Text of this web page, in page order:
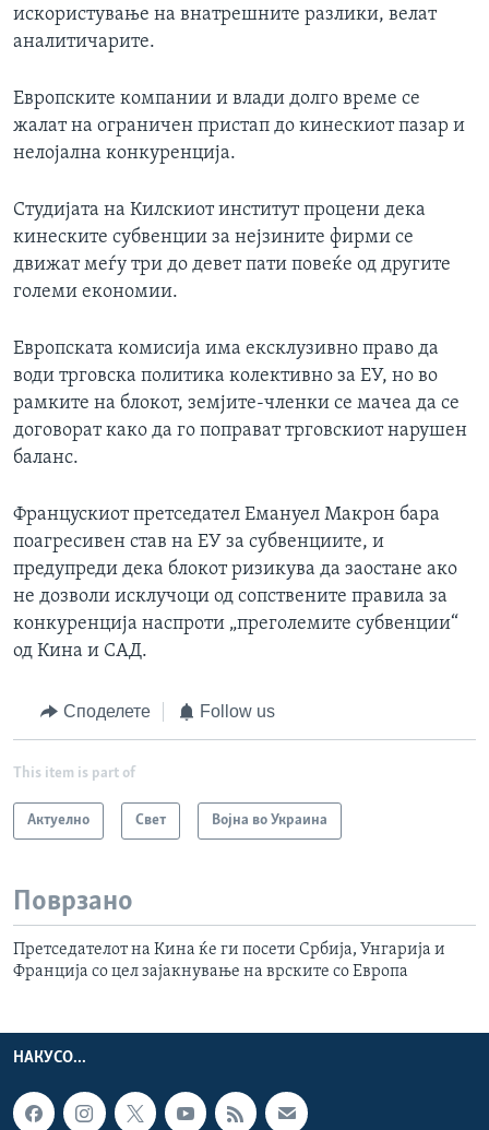
искористување на внатрешните разлики, велат
аналитичарите.
Европските компании и влади долго време се
жалат на ограничен пристап до кинескиот пазар и
нелојална конкуренција.
Студијата на Килскиот институт процени дека
кинеските субвенции за нејзините фирми се
движат меѓу три до девет пати повеќе од другите
големи економии.
Европската комисија има ексклузивно право да
води трговска политика колективно за ЕУ, но во
рамките на блокот, земјите-членки се мачеа да се
договорат како да го поправат трговскиот нарушен
баланс.
Францускиот претседател Емануел Макрон бара
поагресивен став на ЕУ за субвенциите, и
предупреди дека блокот ризикува да заостане ако
не дозволи исклучоци од сопствените правила за
конкуренција наспроти „преголемите субвенции“
од Кина и САД.
Споделете Follow us
This item is part of
Актуелно Свет Војна во Украина
Поврзано
Претседателот на Кина ќе ги посети Србија, Унгарија и
Франција со цел зајакнување на врските со Европа
НАКУСО...